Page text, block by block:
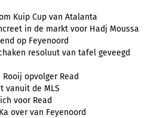
Kuip Cup van Atalanta
in de markt voor Hadj Moussa
op Feyenoord
resoluut van tafel geveegd
opvolger Read
vanuit de MLS
voor Read
over van Feyenoord